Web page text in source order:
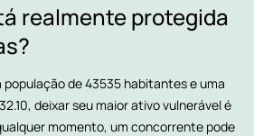
realmente protegida
população de 43535 habitantes e uma
deixar seu maior ativo vulnerável é
momento, um concorrente pode